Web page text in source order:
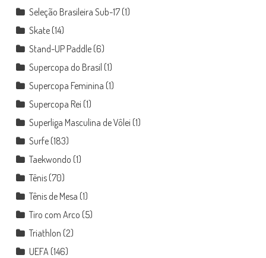
Seleção Brasileira Sub-17(1)
Skate(14)
Stand-UP Paddle(6)
Supercopa do Brasil (1)
Supercopa Feminina (1)
Supercopa Rei (1)
Superliga Masculina de Vôlei (1)
Surfe(183)
Taekwondo (1)
Tênis(70)
Tênis de Mesa (1)
Tiro com Arco (5)
Triathlon (2)
UEFA (146)